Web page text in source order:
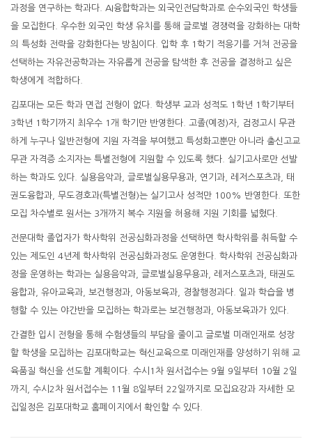
과정을 연구하는 학과다. AI융합학과는 외국인전담학과로 순수외국인 학생들
을 모집한다. 우수한 외국인 학생 유치를 통해 글로벌 경쟁력을 강화하는 대학
의 특성화 전략을 강화한다는 방침이다. 입학 후 1학기 적응기를 거쳐 전공을
선택하는 자유전공학과는 자유롭게 전공을 탐색한 후 전공을 결정하고 싶은
학생에게 적합하다.
김포대는 모든 학과 면접 전형이 없다. 학생부 교과 성적도 1학년 1학기부터
3학년 1학기까지 최우수 1개 학기만 반영한다. 고졸(예정)자, 검정고시 무관
하게 누구나 일반전형에 지원 자격을 부여했고 특성화고뿐만 아니라 출신고교
무관 자격증 소지자는 특별전형에 지원할 수 있도록 했다. 실기고사로만 선발
하는 학과도 있다. 실용음악과, 글로벌실용무용과, 연기과, 레저스포츠과, 태
권도융합과, 무도경호과(특별전형)는 실기고사 성적만 100% 반영한다. 또한
모집 차수별로 원서는 3개까지 복수 지원을 허용해 지원 기회를 넓혔다.
전문대학 졸업자가 학사학위 전공심화과정을 선택하면 학사학위를 취득할 수
있는 제도인 4년제 학사학위 전공심화과정도 운영한다. 학사학위 전공심화과
정을 운영하는 학과는 실용음악과, 글로벌실용무용과, 레저스포츠과, 태권도
융합과, 유아교육과, 보건행정과, 아동보육과, 경찰행정과다. 일과 학습을 병
행할 수 있는 야간반을 모집하는 학과로는 보건행정과, 아동보육과가 있다.
간결한 입시 전형을 통해 수험생들의 부담을 줄이고 글로벌 미래인재로 성장
할 학생을 모집하는 김포대학교는 혁신교육으로 미래인재를 양성하기 위해 교
육품질 혁신을 선도할 계획이다. 수시1차 원서접수는 9월 9일부터 10월 2일
까지, 수시2차 원서접수는 11월 8일부터 22일까지로 모집요강과 자세한 모
집일정은 김포대학교 홈페이지에서 확인할 수 있다.